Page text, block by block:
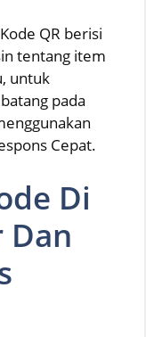
QR berisi
tentang item
untuk
pada
Cepat.
Di
Dan